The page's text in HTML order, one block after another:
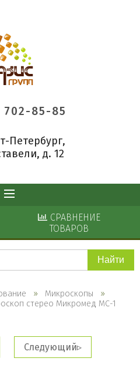
702-85-85
Петербург,
д. 12
СРАВНЕНИЕ
ТОВАРОВ
Микроскопы
стерео Микромед МС-1
Следующий